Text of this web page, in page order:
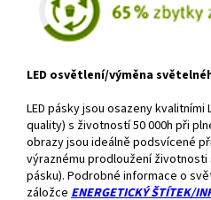
LED osvětlení/výměna
LED pásky jsou osazeny kvalitními
quality) s životností 50 000h při
obrazy jsou ideálně podsvícené
výraznému prodloužení životnosti
pásku). Podrobné informace o
záložce ENERGETICKÝ ŠTÍTEK/